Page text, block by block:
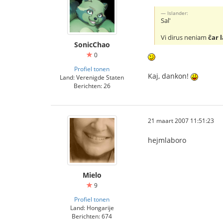
SonicChao
0
Profiel tonen
Land: Verenigde Staten
Berichten: 26
Islander:
Sal'
Vi dirus neniamĉar
Kaj, dankon!
Mielo
9
Profiel tonen
Land: Hongarije
Berichten: 674
21 maart 2007 11:51:23
hejmlaboro